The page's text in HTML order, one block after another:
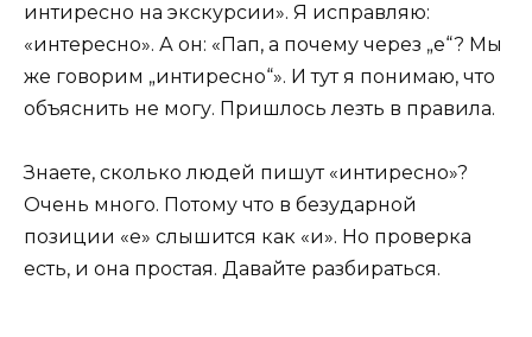
интиресно на экскурсии». Я исправляю:
«интересно». А он: «Пап, а почему через „е“? Мы
же говорим „интиресно“». И тут я понимаю, что
объяснить не могу. Пришлось лезть в правила.
Знаете, сколько людей пишут «интиресно»?
Очень много. Потому что в безударной
позиции «е» слышится как «и». Но проверка
есть, и она простая. Давайте разбираться.